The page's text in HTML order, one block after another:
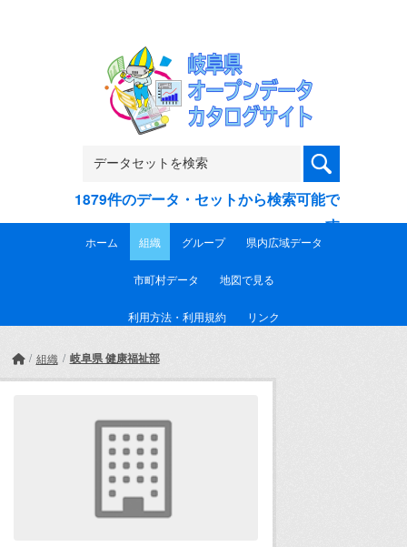
1879件のデータ・セットから検索可能で
す
ホーム 組織 グループ 県内広域データ
市町村データ 地図で見る
利用方法・利用規約 リンク
組織 岐阜県 健康福祉部